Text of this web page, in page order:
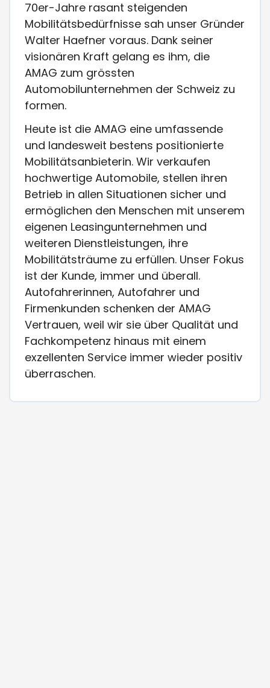
70er-Jahre rasant steigenden
Mobilitätsbedürfnisse sah unser Gründer
Walter Haefner voraus. Dank seiner
visionären Kraft gelang es ihm, die
AMAG zum grössten
Automobilunternehmen der Schweiz zu
formen.
Heute ist die AMAG eine umfassende
und landesweit bestens positionierte
Mobilitätsanbieterin. Wir verkaufen
hochwertige Automobile, stellen ihren
Betrieb in allen Situationen sicher und
ermöglichen den Menschen mit unserem
eigenen Leasingunternehmen und
weiteren Dienstleistungen, ihre
Mobilitätsträume zu erfüllen. Unser Fokus
ist der Kunde, immer und überall.
Autofahrerinnen, Autofahrer und
Firmenkunden schenken der AMAG
Vertrauen, weil wir sie über Qualität und
Fachkompetenz hinaus mit einem
exzellenten Service immer wieder positiv
überraschen.